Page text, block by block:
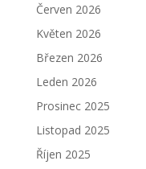
Červen 2026
Květen 2026
Březen 2026
Leden 2026
Prosinec 2025
Listopad 2025
Říjen 2025